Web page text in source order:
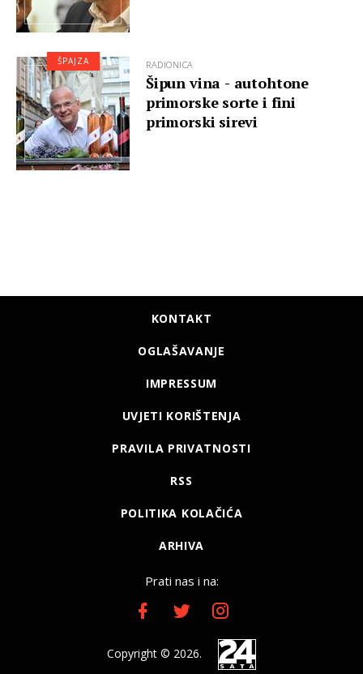
RADIONICA
Šipun vina - autohtone
primorske sorte i fini
primorski sirevi
ŠPAJZA
KONTAKT
OGLAŠAVANJE
IMPRESSUM
UVJETI KORIŠTENJA
PRAVILA PRIVATNOSTI
RSS
POLITIKA KOLAČIĆA
ARHIVA
Prati nas i na:
Copyright © 2026.